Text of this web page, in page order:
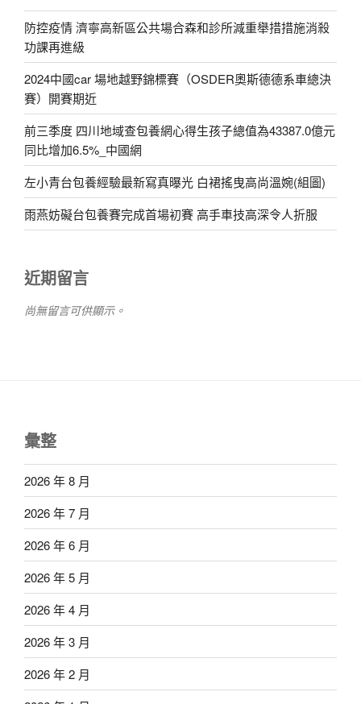
防控疫情 濟寧高新區公共場合森和診所減重舉措措施消殺
功課再進級
2024中國car 場地越野錦標賽（OSDER奧斯德德系車總決
賽）開賽期近
前三季度 四川地域查包養網心得生孩子總值為43387.0億元
同比增加6.5%_中國網
左小青台包養經驗最新寫真曝光 白裙搖曳高尚溫婉(組圖)
雨燕妨礙台包養賽完成首場初賽 高手車技高深令人折服
近期留言
尚無留言可供顯示。
彙整
2026 年 8 月
2026 年 7 月
2026 年 6 月
2026 年 5 月
2026 年 4 月
2026 年 3 月
2026 年 2 月